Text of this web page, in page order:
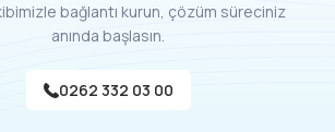
bağlantı kurun, çözüm süreciniz
anında başlasın.
0262 332 03 00